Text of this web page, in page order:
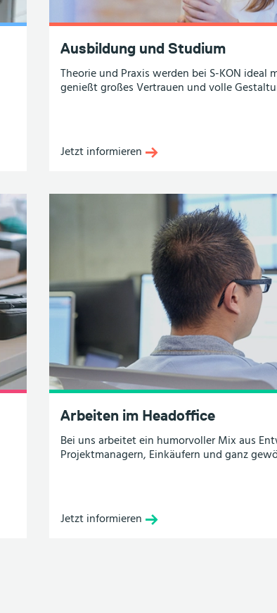
Ausbildung und Studium
Theorie und Praxis werden bei S-KON ideal
genießt großes Vertrauen und volle
Jetzt informieren
Arbeiten im Headoffice
Bei uns arbeitet ein humorvoller Mix aus
Projektmanagern, Einkäufern und ganz
Jetzt informieren